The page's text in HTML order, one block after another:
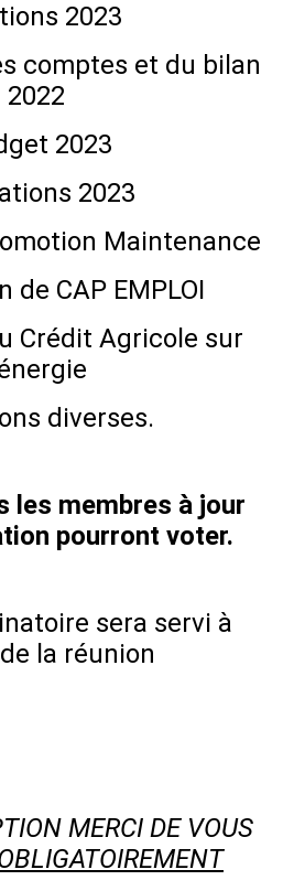
2023
comptes et du bilan
2022
2023
2023
Maintenance
de CAP EMPLOI
Crédit Agricole sur
diverses.
les membres à jour
pourront voter.
sera servi à
la réunion
MERCI DE VOUS